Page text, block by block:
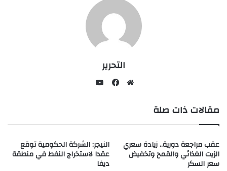
التحرير
مقالات ذات صلة
عقب مراجعة دورية.. زيادة سعري
الزيت الغذائي والقمح وتخفيض
سعر السكر
النيجر: الشركة الحكومية توقع
عقدا لاستخراج النفط في منطقة
ديفا